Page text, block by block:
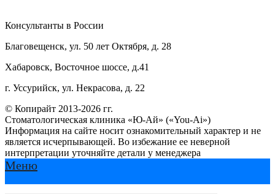
Консультанты в России
Благовещенск, ул. 50 лет Октября, д. 28
Хабаровск, Восточное шоссе, д.41
г. Уссурийск, ул. Некрасова, д. 22
© Копирайт 2013-2026 гг.
Стоматологическая клиника «Ю-Ай» («You-Ai»)
Информация на сайте носит ознакомительный характер и не
является исчерпывающей. Во избежание ее неверной
интерпретации уточняйте детали у менеджера
Меню